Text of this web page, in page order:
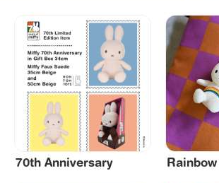
70th Anniversary Rainbow